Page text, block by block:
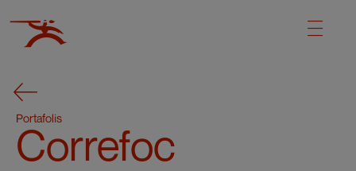
Portafolis
Correfoc